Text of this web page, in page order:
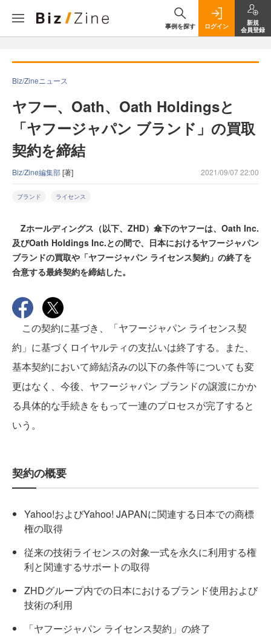
事例を探す ログイン
新規
会員登録
Biz/Zineニュース
ヤフー、Oath、Oath Holdingsと
「ヤフージャパン ブランド」の買取
契約を締結
Biz/Zine編集部[著] 2021/09/07 22:00
ブランド ライセンス
Zホールディングス（以下、ZHD）傘下のヤフーは、Oath Inc.
及びOath Holdings Inc.との間で、日本におけるヤフージャパン
ブランドの買取や「ヤフージャパン ライセンス契約」の終了を
合意する最終契約を締結した。
この契約に基づき、「ヤフージャパン ライセンス契
約」に基づくロイヤルティの支払いは終了する。また、
基本契約において締結済みの以下の条件等についても変
更はなく、今後、ヤフージャパン ブランドの譲渡にかか
る具体的な手続きをもって一連のプロセスが完了すると
いう。
契約の概要
Yahoo!およびYahoo! JAPANに関連する日本での商標
権の取得
従来の技術ライセンスの対象一式を永久に利用する権
利と関連するサポートの取得
ZHDグループ内での日本におけるブランド使用および
技術の利用
「ヤフージャパン ライセンス契約」の終了